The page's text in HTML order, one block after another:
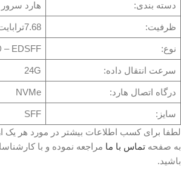
دسته بندی: هارد سرور
ظرفیت: 7.68ترابایت
نوع: – EDSFF
سرعت انتقال داده: 24G
درگاه اتصال هارد: NVMe
سایز:
SFF
لطفا برای کسب اطلاعات بیشتر در مورد هر
به صفحه تماس با ما مراجعه نموده و با
باشید.